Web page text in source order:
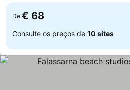
De € 68
Consulte os preços de 10 sites